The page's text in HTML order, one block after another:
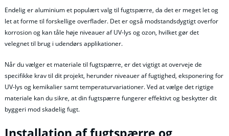
Endelig er aluminium et populært valg til fugtspærre, da det er meget let og
let at forme til forskellige overflader. Det er også modstandsdygtigt overfor
korrosion og kan tåle høje niveauer af UV-lys og ozon, hvilket gør det
velegnet til brug i udendørs applikationer.
Når du vælger et materiale til fugtspærre, er det vigtigt at overveje de
specifikke krav til dit projekt, herunder niveauer af fugtighed, eksponering for
UV-lys og kemikalier samt temperaturvariationer. Ved at vælge det rigtige
materiale kan du sikre, at din fugtspærre fungerer effektivt og beskytter dit
byggeri mod skadelig fugt.